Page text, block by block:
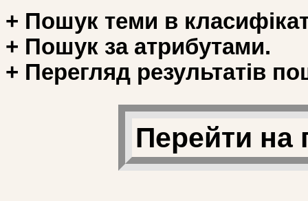
+ Пошук теми в
+ Пошук за атрибутами.
+ Перегляд результатів
Перейти на